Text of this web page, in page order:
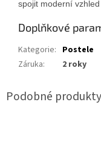
spojit moderní
Doplňkové
Kategorie: Postele
Záruka: 2 roky